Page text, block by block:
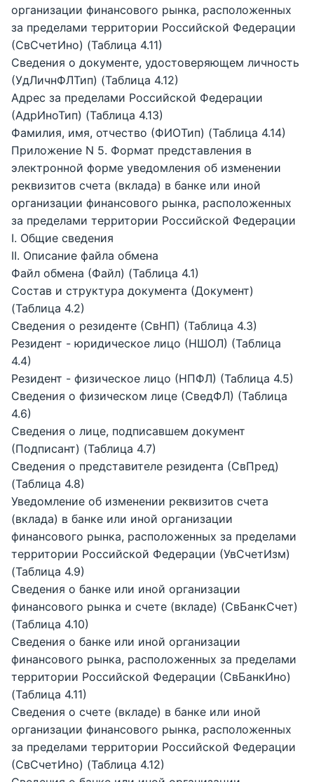
организации финансового рынка, расположенных
за пределами территории Российской Федерации
(СвСчетИно) (Таблица 4.11)
Сведения о документе, удостоверяющем личность
(УдЛичнФЛТип) (Таблица 4.12)
Адрес за пределами Российской Федерации
(АдрИноТип) (Таблица 4.13)
Фамилия, имя, отчество (ФИОТип) (Таблица 4.14)
Приложение N 5. Формат представления в
электронной форме уведомления об изменении
реквизитов счета (вклада) в банке или иной
организации финансового рынка, расположенных
за пределами территории Российской Федерации
I. Общие сведения
II. Описание файла обмена
Файл обмена (Файл) (Таблица 4.1)
Состав и структура документа (Документ)
(Таблица 4.2)
Сведения о резиденте (СвНП) (Таблица 4.3)
Резидент - юридическое лицо (НШОЛ) (Таблица
4.4)
Резидент - физическое лицо (НПФЛ) (Таблица 4.5)
Сведения о физическом лице (СведФЛ) (Таблица
4.6)
Сведения о лице, подписавшем документ
(Подписант) (Таблица 4.7)
Сведения о представителе резидента (СвПред)
(Таблица 4.8)
Уведомление об изменении реквизитов счета
(вклада) в банке или иной организации
финансового рынка, расположенных за пределами
территории Российской Федерации (УвСчетИзм)
(Таблица 4.9)
Сведения о банке или иной организации
финансового рынка и счете (вкладе) (СвБанкСчет)
(Таблица 4.10)
Сведения о банке или иной организации
финансового рынка, расположенных за пределами
территории Российской Федерации (СвБанкИно)
(Таблица 4.11)
Сведения о счете (вкладе) в банке или иной
организации финансового рынка, расположенных
за пределами территории Российской Федерации
(СвСчетИно) (Таблица 4.12)